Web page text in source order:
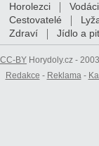
Horolezci Vodáci
Cestovatelé
Zdraví
Jídlo a
CC-BY Horydoly.cz -
Redakce - Reklama-